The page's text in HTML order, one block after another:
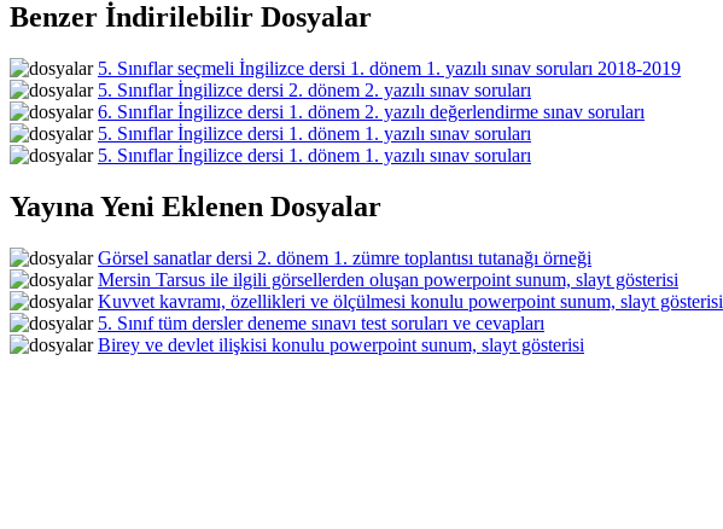
Benzer İndirilebilir Dosyalar
5. Sınıflar seçmeli İngilizce dersi 1. dönem 1. yazılı sınav soruları 2018-2019
5. Sınıflar İngilizce dersi 2. dönem 2. yazılı sınav soruları
6. Sınıflar İngilizce dersi 1. dönem 2. yazılı değerlendirme sınav soruları
5. Sınıflar İngilizce dersi 1. dönem 1. yazılı sınav soruları
5. Sınıflar İngilizce dersi 1. dönem 1. yazılı sınav soruları
Yayına Yeni Eklenen Dosyalar
Görsel sanatlar dersi 2. dönem 1. zümre toplantısı tutanağı örneği
Mersin Tarsus ile ilgili görsellerden oluşan powerpoint sunum, slayt gösterisi
Kuvvet kavramı, özellikleri ve ölçülmesi konulu powerpoint sunum, slayt gösterisi
5. Sınıf tüm dersler deneme sınavı test soruları ve cevapları
Birey ve devlet ilişkisi konulu powerpoint sunum, slayt gösterisi